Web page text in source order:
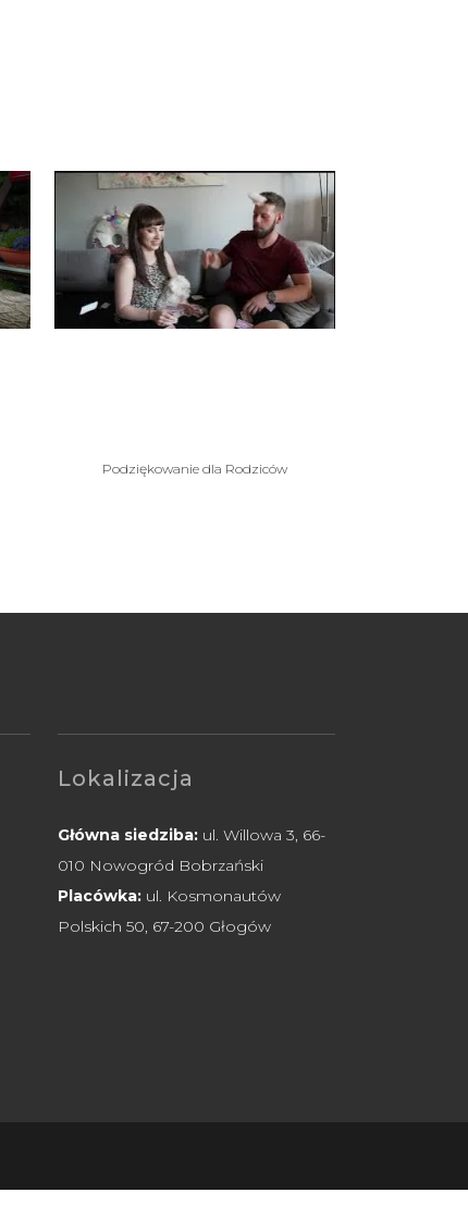
VIEW
Podziękowanie dla Rodziców
Lokalizacja
Główna siedziba: ul. Willowa 3, 66-
010 Nowogród Bobrzański
Placówka: ul. Kosmonautów
Polskich 50, 67-200 Głogów